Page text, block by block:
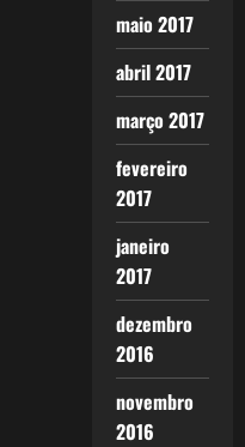
maio 2017
abril 2017
março 2017
fevereiro
2017
janeiro
2017
dezembro
2016
novembro
2016